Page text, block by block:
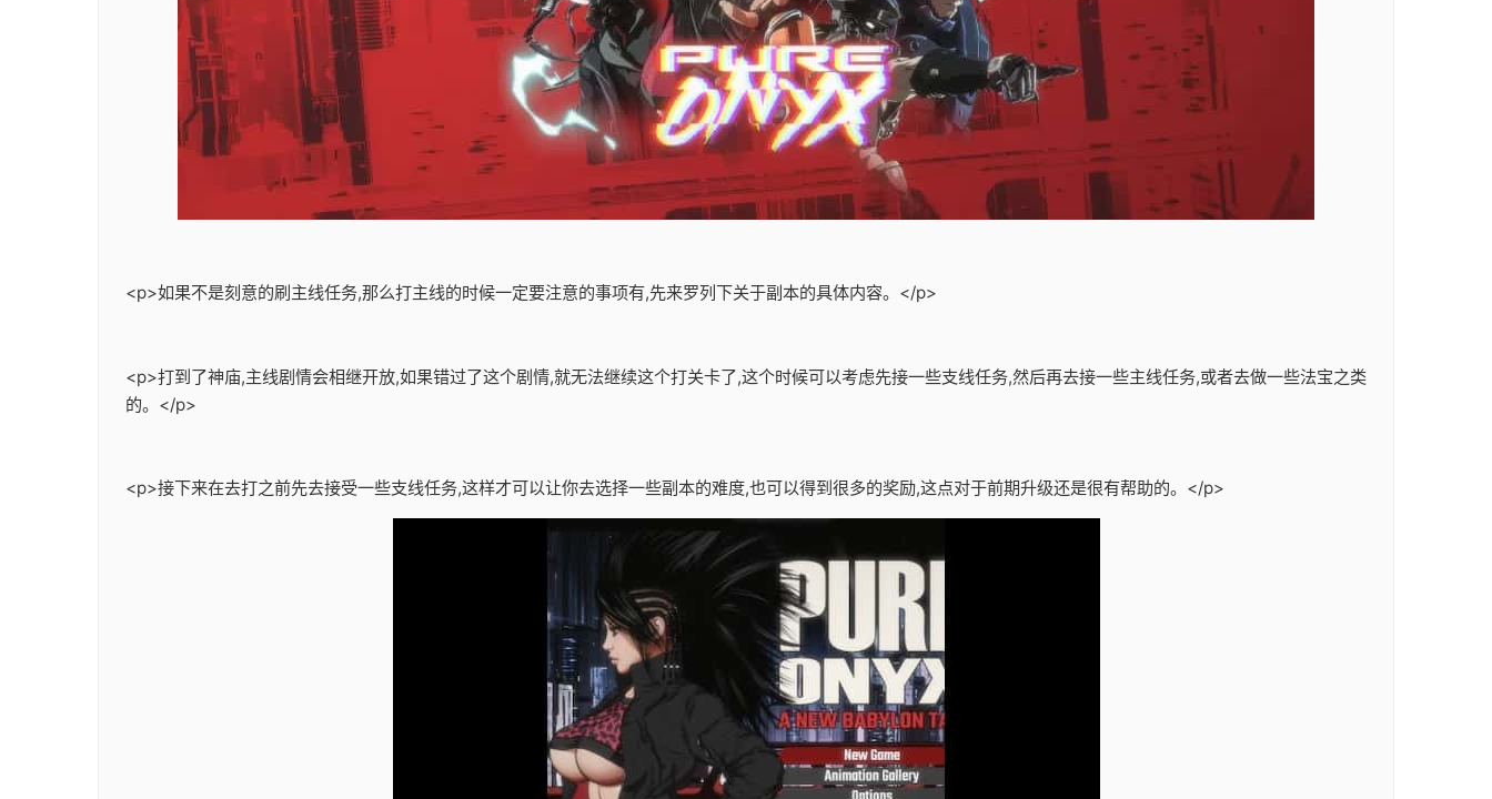
<p>如果不是刻意的刷主线任务,那么打主线的时候一定要注意的事项有,先来罗列下关于副本的具体内容。</p>
<p>打到了神庙,主线剧情会相继开放,如果错过了这个剧情,就无法继续这个打关卡了,这个时候可以考虑先接一些支线任务,然后再去接一些主线任务,或者去做一些法宝之类
的。</p>
<p>接下来在去打之前先去接受一些支线任务,这样才可以让你去选择一些副本的难度,也可以得到很多的奖励,这点对于前期升级还是很有帮助的。</p>